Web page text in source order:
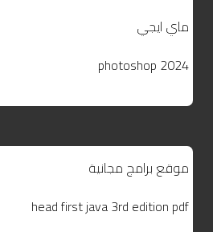
ماي ايجي
photoshop 2024
موقع برامج مجانية
head first java 3rd edition pdf